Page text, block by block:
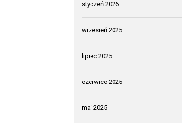
styczeń 2026
wrzesień 2025
lipiec 2025
czerwiec 2025
maj 2025